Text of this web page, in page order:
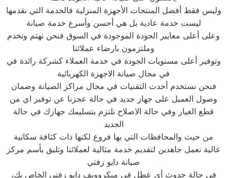
وليس فقط أفضل المنتجات الأجهزة المنزلية فالخدمة التي نقدمها
ليست خدمة عادية بل هي أحسن وأسرع خدمة صيانة
وعلى أعلى معايير الجودة الموجودة في السوق فنحن نهتم ونخدم
وملتزمون بارضاء عملائنا
وتوفير أعلى مستويات الجودة في خدمة العملاء كشركة رائدة في
في مجال صيانة الاجهزة الكهربائية
فنحن نستخدم أحدث التقنيات في مجال مراكز الصيانة وضمان
وصول العميل على جهاز جديد في حالة عجزنا عن توفير اي من
قطع الغيار وفي حالة الاصلاح نلتزم بتسليمك جهازك في حالة
الجديد
من حيث والمحافظات التي بها فروع لكنها ذات كثافة سكانية
عالية نعمل جاهدين لتقديم خدمة مثالية لعملائنا وتليق بأسم مركز
صيانة دايو زفتي
في حالة حدوث أي عطل في ميكروويف دايو زفتي الخاص بك،